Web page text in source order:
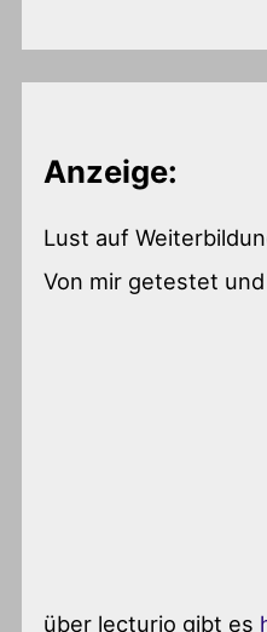
Anzeige:
Lust auf
Von mir getestet
über lecturio gibt es